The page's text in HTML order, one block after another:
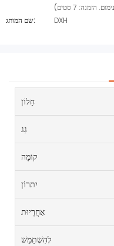
שם המותג:
DXH
חַלוֹן
גַג
קוֹמָה
יִתרוֹן
אַחֲרָיוּת
לְהִשְׁתַמֵשׁ